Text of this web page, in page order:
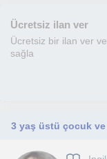
Ücretsiz ilan ver
Ücretsiz bir ilan ver
sağla
3 yaş üstü çocuk